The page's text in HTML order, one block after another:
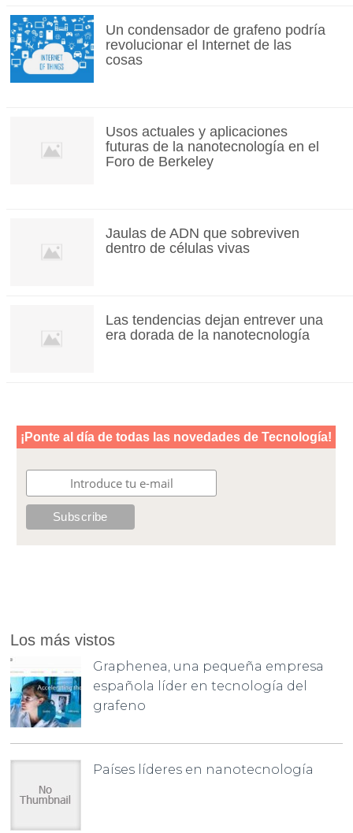
Un condensador de grafeno podría
revolucionar el Internet de las
cosas
Usos actuales y aplicaciones
futuras de la nanotecnología en el
Foro de Berkeley
Jaulas de ADN que sobreviven
dentro de células vivas
Las tendencias dejan entrever una
era dorada de la nanotecnología
Los más vistos
Graphenea, una pequeña empresa
española líder en tecnología del
grafeno
Países líderes en nanotecnología